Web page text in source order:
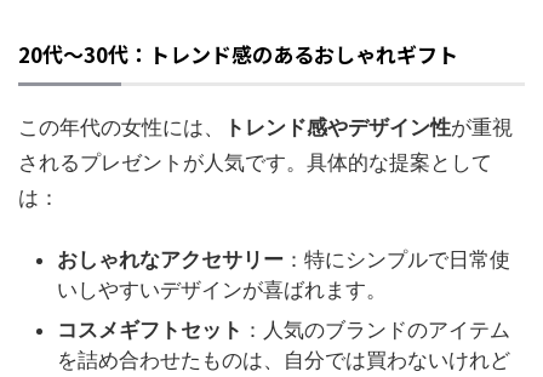
20代～30代：トレンド感のあるおしゃれギフト
この年代の女性には、 トレンド感やデザイン性が重視
されるプレゼントが人気です。具体的な提案として
は：
おしゃれなアクセサリー ：特にシンプルで日常使
いしやすいデザインが喜ばれます。
コスメギフトセット ：人気のブランドのアイテム
を詰め合わせたものは、自分では買わないけれど